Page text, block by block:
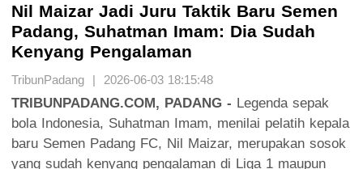
Nil Maizar Jadi Juru Taktik Baru Semen
Padang, Suhatman Imam: Dia Sudah
Kenyang Pengalaman
TribunPadang | 2026-06-03 18:15:48
TRIBUNPADANG.COM, PADANG - Legenda sepak
bola Indonesia, Suhatman Imam, menilai pelatih kepala
baru Semen Padang FC, Nil Maizar, merupakan sosok
yang sudah kenyang pengalaman di Liga 1 maupun